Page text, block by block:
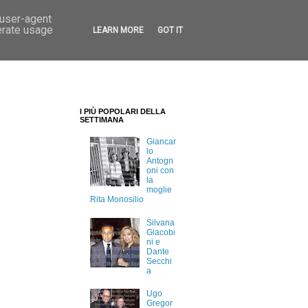
I PIÙ POPOLARI DELLA
SETTIMANA
Giancar
lo
Antogn
oni con
la
moglie
Rita Monosilio
Silvana
Giacobi
ni e
Dante
Secchi
a
Ugo
Gregor
agent
usage
LEARN MORE GOT IT